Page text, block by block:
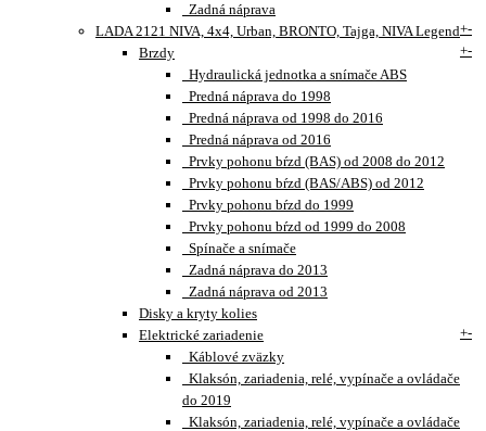
Zadná náprava
LADA 2121 NIVA, 4x4, Urban, BRONTO, Tajga, NIVA Legend+-
Brzdy
+-
Hydraulická jednotka a snímače ABS
Predná náprava do 1998
Predná náprava od 1998 do 2016
Predná náprava od 2016
Prvky pohonu bŕzd (BAS) od 2008 do 2012
Prvky pohonu bŕzd (BAS/ABS) od 2012
Prvky pohonu bŕzd do 1999
Prvky pohonu bŕzd od 1999 do 2008
Spínače a snímače
Zadná náprava do 2013
Zadná náprava od 2013
Disky a kryty kolies
Elektrické zariadenie
+-
Káblové zväzky
Klaksón, zariadenia, relé, vypínače a ovládače
do 2019
Klaksón, zariadenia, relé, vypínače a ovládače